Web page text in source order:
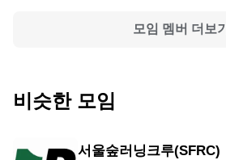
모임 멤버 더보기
비슷한 모임
서울숲러닝크루(SFRC)